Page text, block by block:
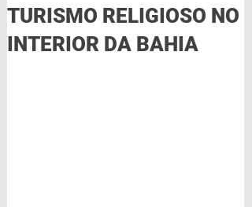
TURISMO RELIGIOSO NO
INTERIOR DA BAHIA